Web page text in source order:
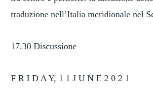
traduzione nell’Italia meridionale nel
17.30 Discussione
F R I D A Y, 1 1 J U N E 2 0 2 1